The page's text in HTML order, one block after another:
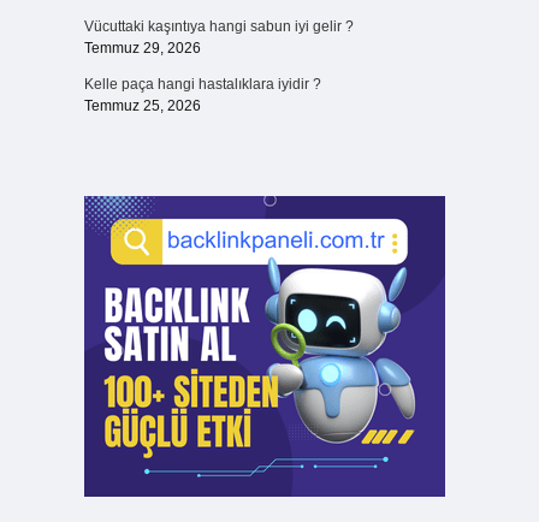
Vücuttaki kaşıntıya hangi sabun iyi gelir ?
Temmuz 29, 2026
Kelle paça hangi hastalıklara iyidir ?
Temmuz 25, 2026